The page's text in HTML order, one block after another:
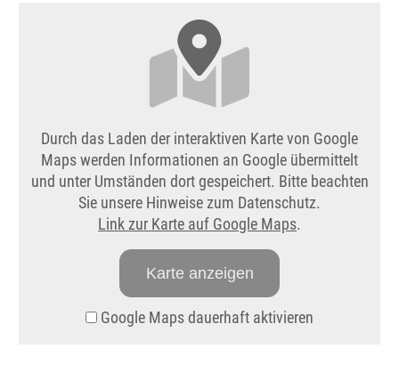
Durch das Laden der interaktiven Karte von Google
Maps werden Informationen an Google übermittelt
und unter Umständen dort gespeichert. Bitte beachten
Sie unsere Hinweise zum Datenschutz.
Link zur Karte auf Google Maps.
Karte anzeigen
Google Maps dauerhaft aktivieren